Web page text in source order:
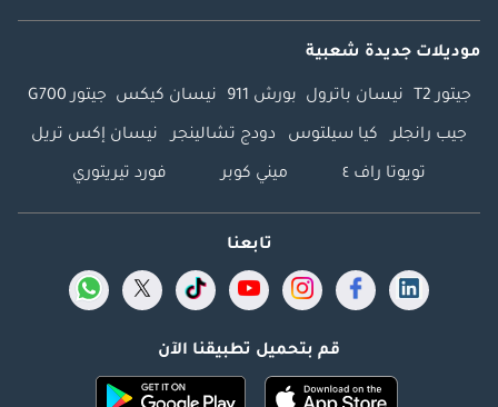
موديلات جديدة شعبية
جيتور T2 نيسان باترول بورش 911 نيسان كيكس جيتور G700
جيب رانجلر كيا سيلتوس دودج تشالينجر نيسان إكس تريل
تويوتا راف ٤ ميني كوبر فورد تيريتوري
تابعنا
قم بتحميل تطبيقنا الآن